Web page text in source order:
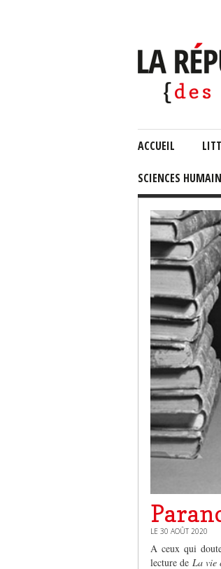
ACCUEIL
SCIENCES
LE 30 AOÛT 2020
A ceux qui
lecture de La vie